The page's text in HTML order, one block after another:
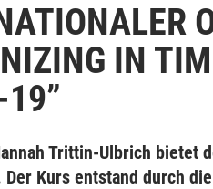
Integrität
IN
Trittin-Ulbrich bietet
Der Kurs entstand durch